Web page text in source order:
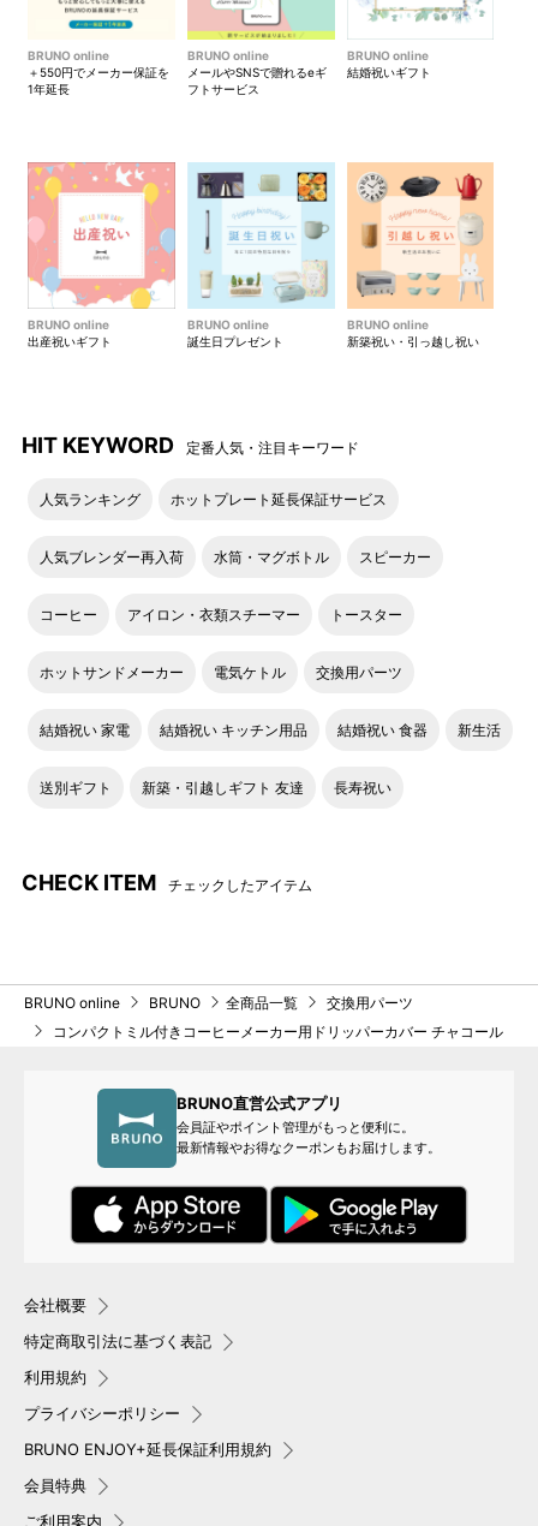
BRUNO online
＋550円でメーカー保証を
1年延長
BRUNO online
メールやSNSで贈れるeギ
フトサービス
BRUNO online
結婚祝いギフト
BRUNO online
出産祝いギフト
BRUNO online
誕生日プレゼント
BRUNO online
新築祝い・引っ越し祝い
HIT KEYWORD 定番人気・注目キーワード
人気ランキング ホットプレート延長保証サービス
人気ブレンダー再入荷 水筒・マグボトル スピーカー
コーヒー アイロン・衣類スチーマー トースター
ホットサンドメーカー 電気ケトル 交換用パーツ
結婚祝い 家電 結婚祝い キッチン用品 結婚祝い 食器 新生活
送別ギフト 新築・引越しギフト 友達 長寿祝い
CHECK ITEM チェックしたアイテム
BRUNO online BRUNO 全商品一覧
交換用パーツ
コンパクトミル付きコーヒーメーカー用ドリッパーカバー チャコール
BRUNO直営公式アプリ
会員証やポイント管理がもっと便利に。
最新情報やお得なクーポンもお届けします。
会社概要
特定商取引法に基づく表記
利用規約
プライバシーポリシー
BRUNO ENJOY+延長保証利用規約
会員特典
ご利用案内